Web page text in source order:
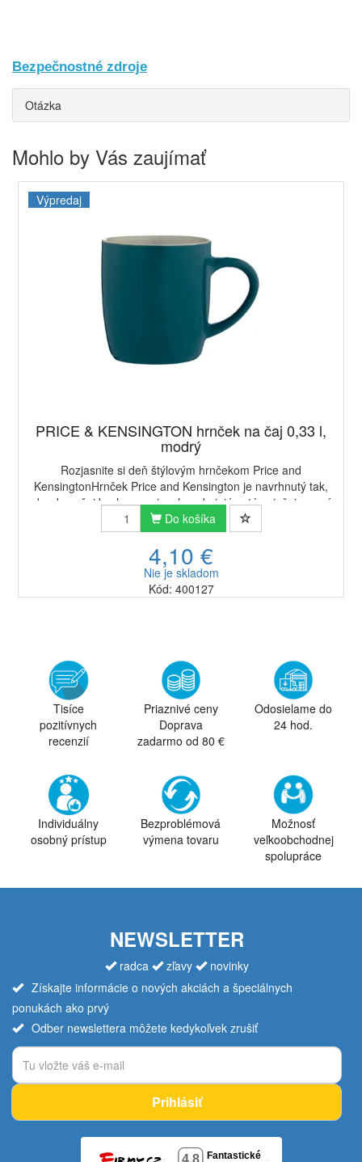
Bezpečnostné zdroje
Otázka
Mohlo by Vás zaujímať
Výpredaj
PRICE & KENSINGTON hrnček na čaj 0,33 l,
modrý
Rozjasnite si deň štýlovým hrnčekom Price and
KensingtonHrnček Price and Kensington je navrhnutý tak,
aby do vašej kuchyne vniesol upokojujúce tóny inšpirované
prírodou. Hrnček je vyrobený z kvalitnej...
Do košíka
4,10 €
Nie je skladom
Kód: 400127
Tisíce
pozitívnych
recenzií
Priaznivé ceny
Doprava
zadarmo od 80 €
Odosielame do
24 hod.
Individuálny
osobný prístup
Bezproblémová
výmena tovaru
Možnosť
veľkoobchodnej
spolupráce
NEWSLETTER
radca zľavy
novinky
Získajte informácie o nových akciách a špeciálnych
ponukách ako prvý
Odber newslettera môžete kedykoľvek zrušiť
Prihlásiť